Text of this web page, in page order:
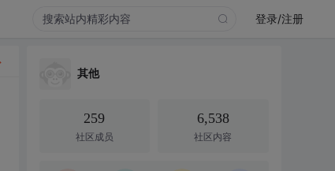
登录/注册
其他
259
社区成员
6,538
社区内容